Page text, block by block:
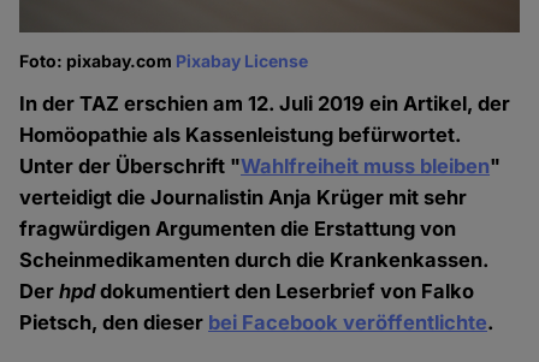
Foto: pixabay.com Pixabay License
In der TAZ erschien am 12. Juli 2019 ein Artikel, der
Homöopathie als Kassenleistung befürwortet.
Unter der Überschrift "Wahlfreiheit muss bleiben"
verteidigt die Journalistin Anja Krüger mit sehr
fragwürdigen Argumenten die Erstattung von
Scheinmedikamenten durch die Krankenkassen.
Derhpddokumentiert den Leserbrief von Falko
Pietsch, den dieser bei Facebook veröffentlichte.